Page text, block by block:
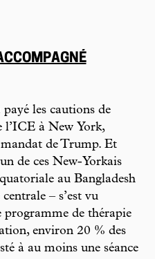
les cautions de
l’ICE à New York,
de Trump. Et
de ces New-Yorkais
au Bangladesh
– s’est vu
programme de thérapie
environ 20 % des
à au moins une séance